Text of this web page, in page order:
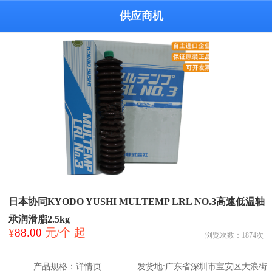
供应商机
日本协同KYODO YUSHI MULTEMP LRL NO.3高速低温轴
承润滑脂2.5kg
¥88.00 元/个 起 浏览次数： 1874次
产品规格： 详情页 发货地:广东省深圳市宝安区大浪街